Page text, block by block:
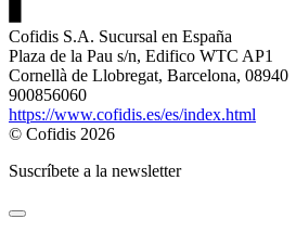
Cofidis S.A. Sucursal en España
Plaza de la Pau s/n, Edifico WTC AP1
Cornellà de Llobregat, Barcelona, 08940
900856060
https://www.cofidis.es/es/index.html
© Cofidis 2026
Suscríbete a la newsletter